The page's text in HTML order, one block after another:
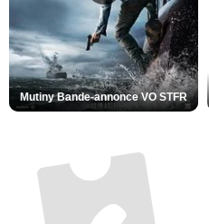
Mutiny Bande-annonce VO STFR